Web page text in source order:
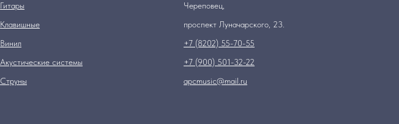
Гитары
Клавишные
Винил
Акустические системы
Струны
Череповец,
проспект Луначарского, 23.
+7 (8202) 55-70-55
+7 (900) 501-32-22
apcmusic@mail.ru